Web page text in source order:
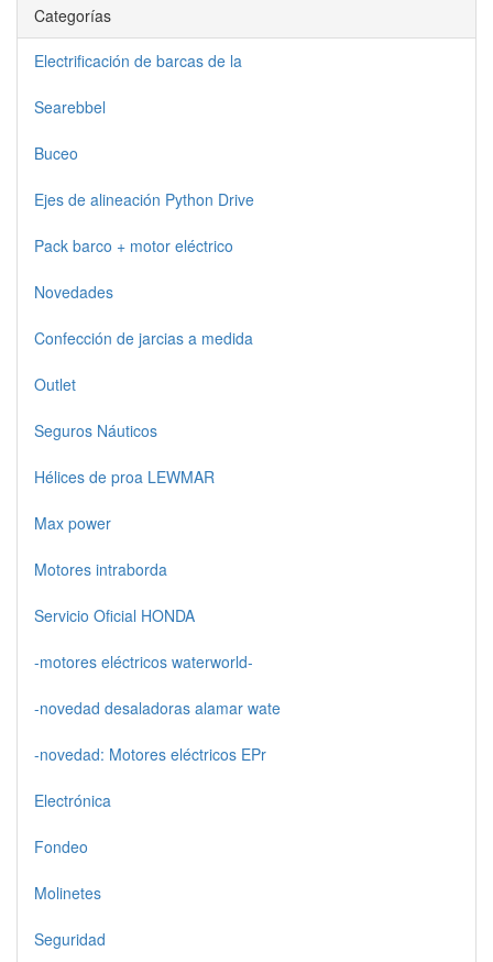
Categorías
Electrificación de barcas de la
Searebbel
Buceo
Ejes de alineación Python Drive
Pack barco + motor eléctrico
Novedades
Confección de jarcias a medida
Outlet
Seguros Náuticos
Hélices de proa LEWMAR
Max power
Motores intraborda
Servicio Oficial HONDA
-motores eléctricos waterworld-
-novedad desaladoras alamar wate
-novedad: Motores eléctricos EPr
Electrónica
Fondeo
Molinetes
Seguridad